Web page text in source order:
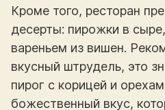
Кроме того, ресторан
десерты: пирожки в
вареньем из вишен.
вкусный штрудель, это
пирог с корицей и
божественный вкус,